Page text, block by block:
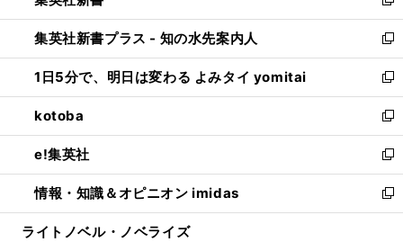
開
く
ン
ド
ウ
で
開
く
ウ
ィ
ン
ド
ウ
で
開
く
新
し
い
ウ
ィ
ン
ド
ウ
で
開
く
集英社新書プラス - 知の水先案内人
新
し
い
ウ
ィ
ン
ド
ウ
で
開
1日5分で、明日は変わる よみタイ yomitai
新
し
い
ウ
ィ
ン
ド
ウ
kotoba
新
し
い
ウ
ィ
ン
e!集英社
新
し
い
ウ
情報・知識＆オピニオン imidas
新
し
ライトノベル・ノベライズ